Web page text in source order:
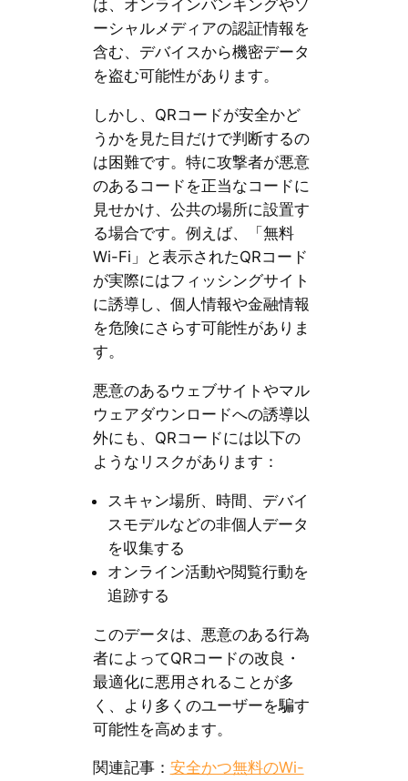
は、オンラインバンキングやソ
ーシャルメディアの認証情報を
含む、デバイスから機密データ
を盗む可能性があります。
しかし、QRコードが安全かど
うかを見た目だけで判断するの
は困難です。特に攻撃者が悪意
のあるコードを正当なコードに
見せかけ、公共の場所に設置す
る場合です。例えば、「無料
Wi-Fi」と表示されたQRコード
が実際にはフィッシングサイト
に誘導し、個人情報や金融情報
を危険にさらす可能性がありま
す。
悪意のあるウェブサイトやマル
ウェアダウンロードへの誘導以
外にも、QRコードには以下の
ようなリスクがあります：
スキャン場所、時間、デバイ
スモデルなどの非個人データ
を収集する
オンライン活動や閲覧行動を
追跡する
このデータは、悪意のある行為
者によってQRコードの改良・
最適化に悪用されることが多
く、より多くのユーザーを騙す
可能性を高めます。
関連記事： 安全かつ無料のWi-